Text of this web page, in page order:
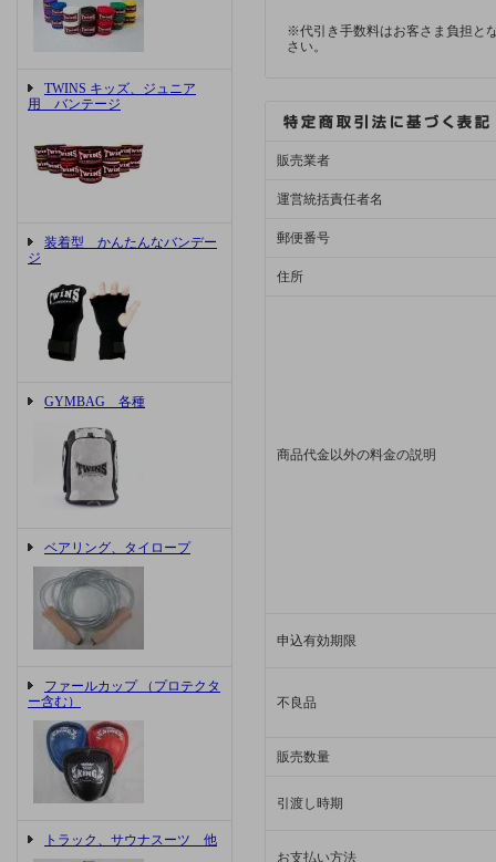
TWINS キッズ、ジュニア
用 バンテージ
装着型 かんたんなバンデー
ジ
GYMBAG 各種
ベアリング、タイロープ
ファールカップ （プロテクタ
ー含む）
トラック、サウナスーツ 他
※代引き手数料はお客さま負担と
さい。
販売業者
運営統括責任者名
郵便番号
住所
商品代金以外の料金の説明
申込有効期限
不良品
販売数量
引渡し時期
お支払い方法